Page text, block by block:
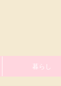
暮らし